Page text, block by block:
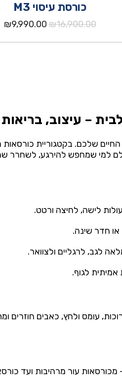
כורסת עיסוי M3
₪16,900.00
המחיר
היה:
₪9,990.00
לבית – עיצוב, בריאות
החיים שלכם. בקטגוריית כורסאות
למי שמחפש להירגע, לשחרר
לישה, לחיצה ורטט.
או חדר שינה.
לגב, לרגליים ולצוואר.
אמיתית לגוף.
עומס ולחץ, כאבים חוזרים
מכורסאות עור מרהיבות ועד